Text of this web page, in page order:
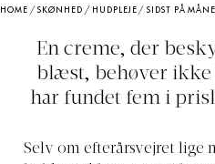
HOME /SKØNHED / HUDPLEJE /SIDST PÅ MÅNEDEN:
En creme, der
blæst, behøver ikke
har fundet fem i
Selv om efterårsvejret lige